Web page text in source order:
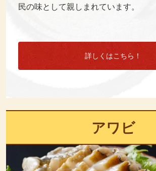
民の味として親しまれています。
詳しくはこちら！
アワビ